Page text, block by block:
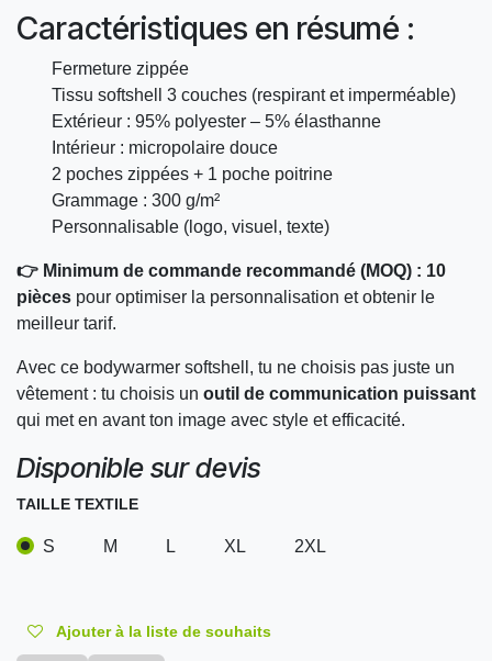
Caractéristiques en résumé :
Fermeture zippée
Tissu softshell 3 couches (respirant et imperméable)
Extérieur : 95% polyester – 5% élasthanne
Intérieur : micropolaire douce
2 poches zippées + 1 poche poitrine
Grammage : 300 g/m²
Personnalisable (logo, visuel, texte)
👉 Minimum de commande recommandé (MOQ) : 10
pièces pour optimiser la personnalisation et obtenir le
meilleur tarif.
Avec ce bodywarmer softshell, tu ne choisis pas juste un
vêtement : tu choisis un outil de communication puissant
qui met en avant ton image avec style et efficacité.
Disponible sur devis
TAILLE TEXTILE
S M L XL 2XL
Ajouter à la liste de souhaits